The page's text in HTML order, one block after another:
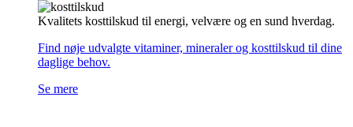
Kvalitets kosttilskud til energi, velvære og en sund hverdag.
Find nøje udvalgte vitaminer, mineraler og kosttilskud til dine
daglige behov.
Se mere